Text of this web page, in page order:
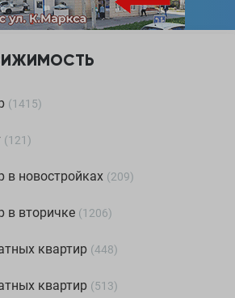
(1415)
(121)
в новостройках (209)
в вторичке (1206)
квартир (448)
квартир (513)